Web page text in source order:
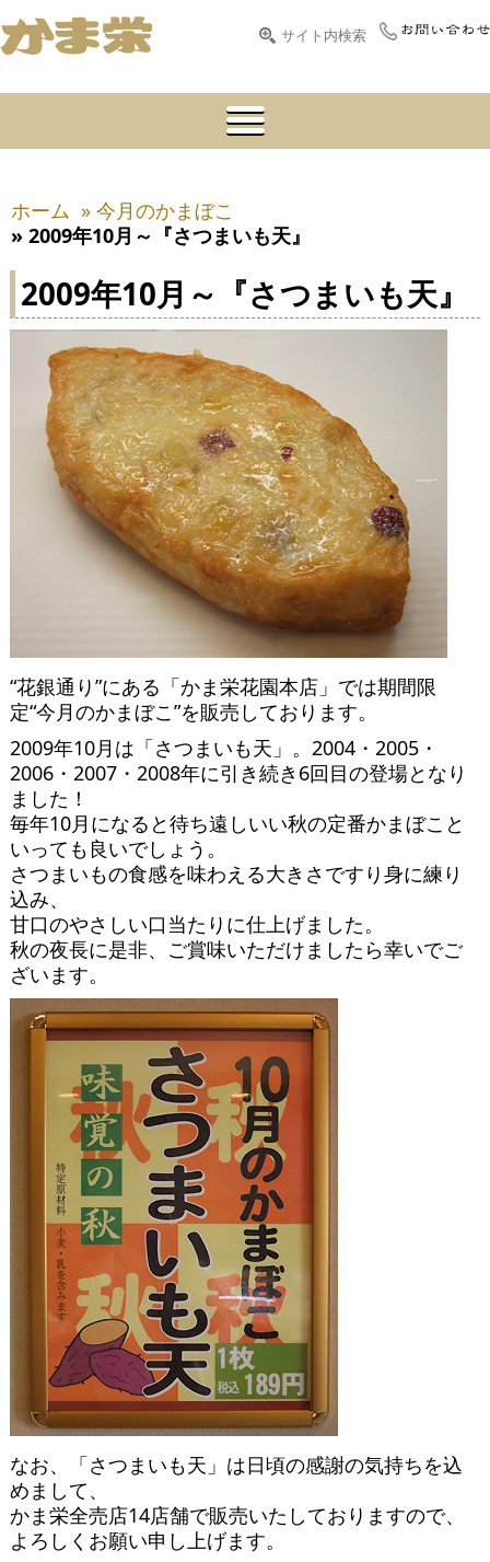
ホーム » 今月のかまぼこ
» 2009年10月～『さつまいも天』
2009年10月～『さつまいも天』
“花銀通り”にある「かま栄花園本店」では期間限
定“今月のかまぼこ”を販売しております。
2009年10月は「さつまいも天」。2004・2005・
2006・2007・2008年に引き続き6回目の登場となり
ました！
毎年10月になると待ち遠しいい秋の定番かまぼこと
いっても良いでしょう。
さつまいもの食感を味わえる大きさですり身に練り
込み、
甘口のやさしい口当たりに仕上げました。
秋の夜長に是非、ご賞味いただけましたら幸いでご
ざいます。
なお、「さつまいも天」は日頃の感謝の気持ちを込
めまして、
かま栄全売店14店舗で販売いたしておりますので、
よろしくお願い申し上げます。